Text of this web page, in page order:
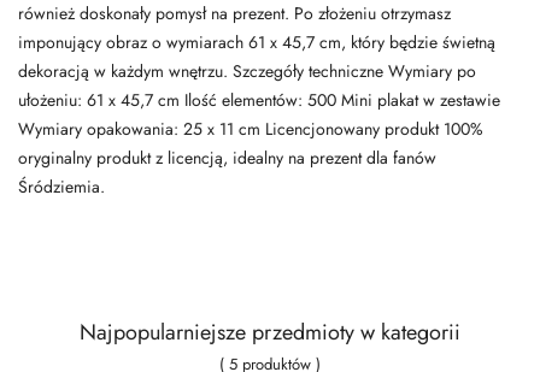
również doskonały pomysł na prezent. Po złożeniu otrzymasz
imponujący obraz o wymiarach 61 x 45,7 cm, który będzie świetną
dekoracją w każdym wnętrzu. Szczegóły techniczne Wymiary po
ułożeniu: 61 x 45,7 cm Ilość elementów: 500 Mini plakat w zestawie
Wymiary opakowania: 25 x 11 cm Licencjonowany produkt 100%
oryginalny produkt z licencją, idealny na prezent dla fanów
Śródziemia.
Najpopularniejsze przedmioty w kategorii
( 5 produktów )